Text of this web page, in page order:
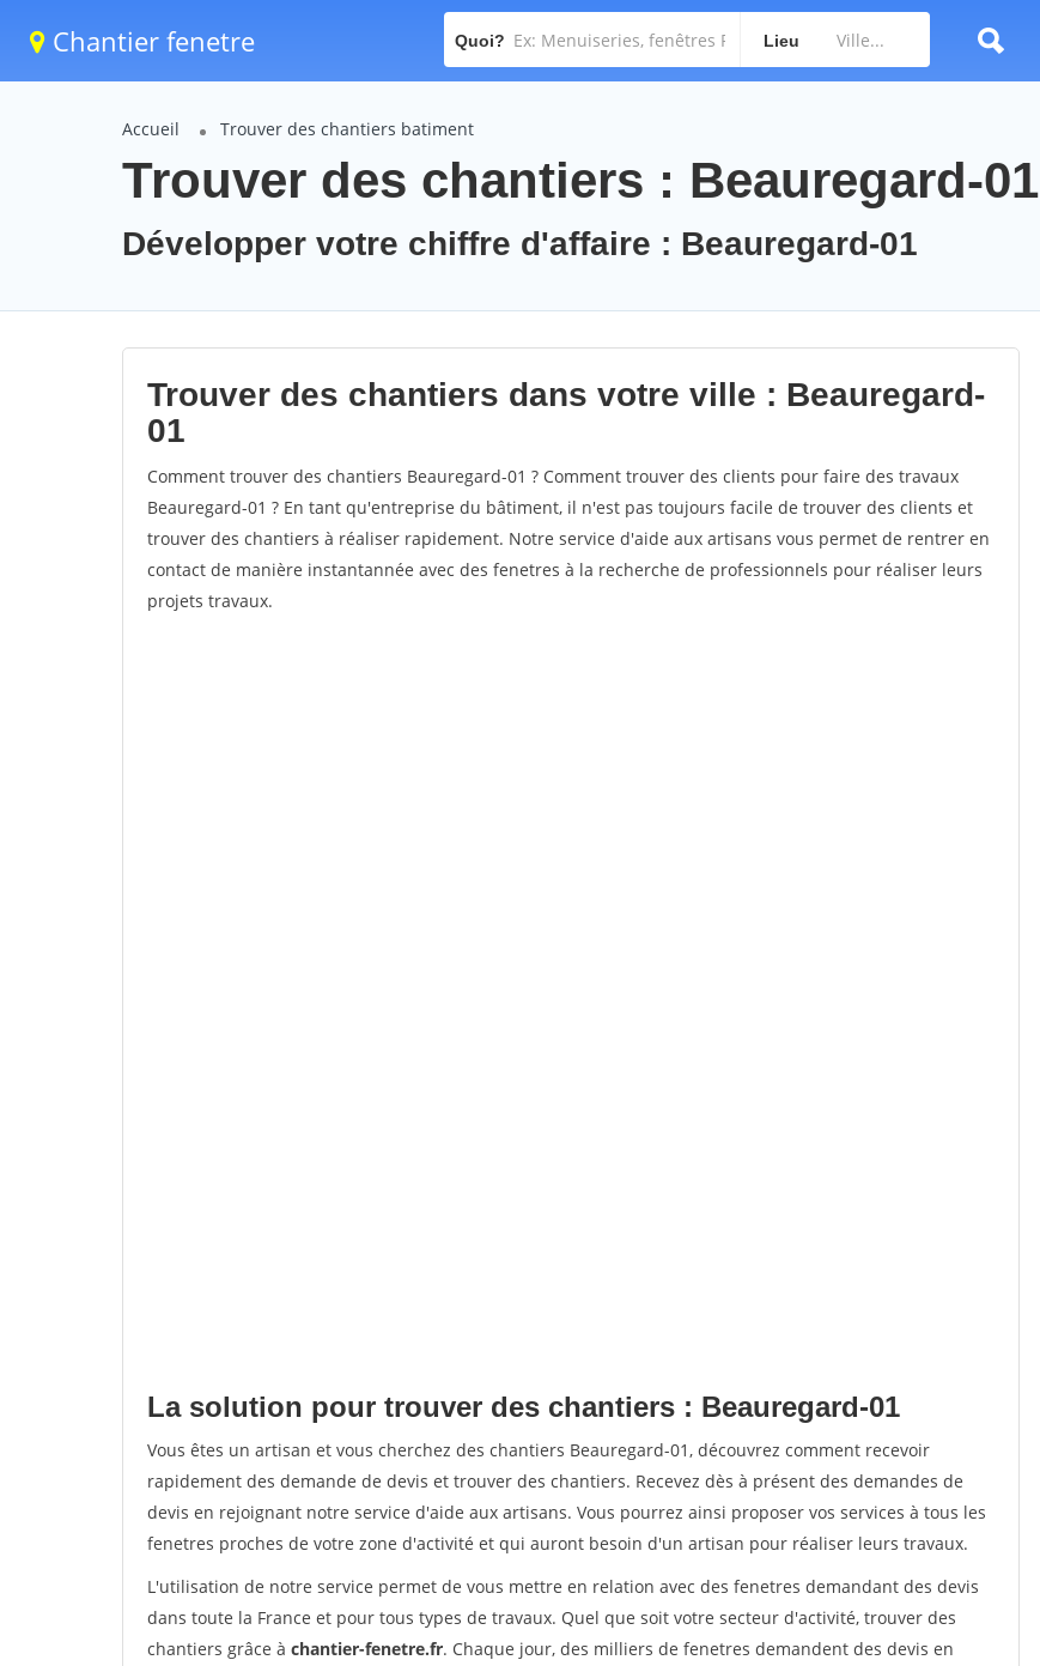
Chantier fenetre Quoi? Lieu
Accueil Trouver des chantiers batiment
Trouver des chantiers : Beauregard-01
Développer votre chiffre d'affaire : Beauregard-01
Trouver des chantiers dans votre ville : Beauregard-
01
Comment trouver des chantiers Beauregard-01 ? Comment trouver des clients pour faire des travaux
Beauregard-01 ? En tant qu'entreprise du bâtiment, il n'est pas toujours facile de trouver des clients et
trouver des chantiers à réaliser rapidement. Notre service d'aide aux artisans vous permet de rentrer en
contact de manière instantannée avec des fenetres à la recherche de professionnels pour réaliser leurs
projets travaux.
La solution pour trouver des chantiers : Beauregard-01
Vous êtes un artisan et vous cherchez des chantiers Beauregard-01, découvrez comment recevoir
rapidement des demande de devis et trouver des chantiers. Recevez dès à présent des demandes de
devis en rejoignant notre service d'aide aux artisans. Vous pourrez ainsi proposer vos services à tous les
fenetres proches de votre zone d'activité et qui auront besoin d'un artisan pour réaliser leurs travaux.
L'utilisation de notre service permet de vous mettre en relation avec des fenetres demandant des devis
dans toute la France et pour tous types de travaux. Quel que soit votre secteur d'activité, trouver des
chantiers grâce à chantier-fenetre.fr. Chaque jour, des milliers de fenetres demandent des devis en